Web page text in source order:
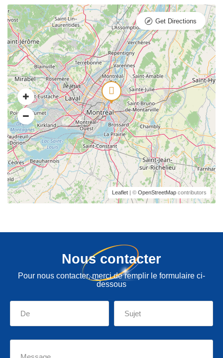
Leaflet | © OpenStreetMap contributors
Get Directions
Nous contacter
Pour nous contacter, merci de remplir le formulaire ci-
dessous